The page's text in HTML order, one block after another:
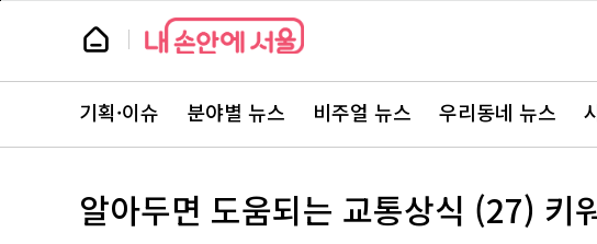
본
뉴
스
뉴
스
주
서
바
로
기획·이슈 분야별 뉴스 비주얼 뉴스 우리동네 뉴스
알아두면 도움되는 교통상식 (27) 키
페